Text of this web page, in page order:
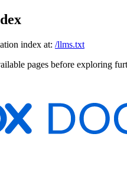
index at: /llms.txt
pages before exploring